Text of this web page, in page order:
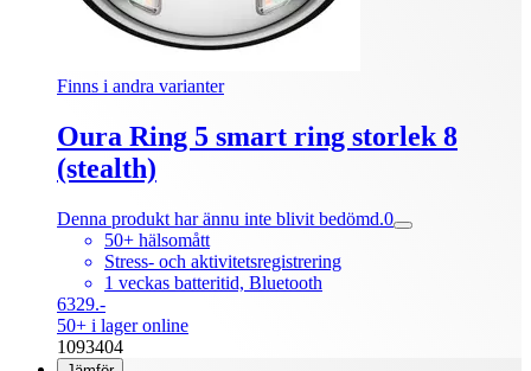
Finns i andra varianter
Oura Ring 5 smart ring storlek 8
(stealth)
Denna produkt har ännu inte blivit bedömd.0
50+ hälsomått
Stress- och aktivitetsregistrering
1 veckas batteritid, Bluetooth
6329.-
50+ i lager online
1093404